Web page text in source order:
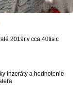
2019r.v cca 40tisic
inzeráty a hodnotenie